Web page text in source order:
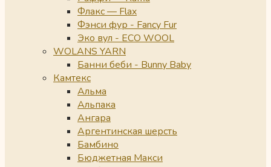
Флакс — Flax
Фэнси фур - Fancy Fur
Эко вул - ECO WOOL
WOLANS YARN
Банни беби - Bunny Baby
Камтекс
Альма
Альпака
Ангара
Аргентинская шерсть
Бамбино
Бюджетная Макси